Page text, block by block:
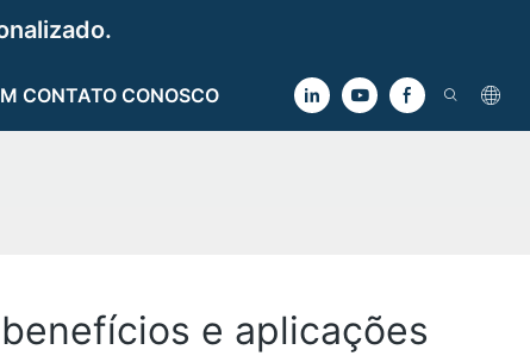
CONTATO CONOSCO
e aplicações